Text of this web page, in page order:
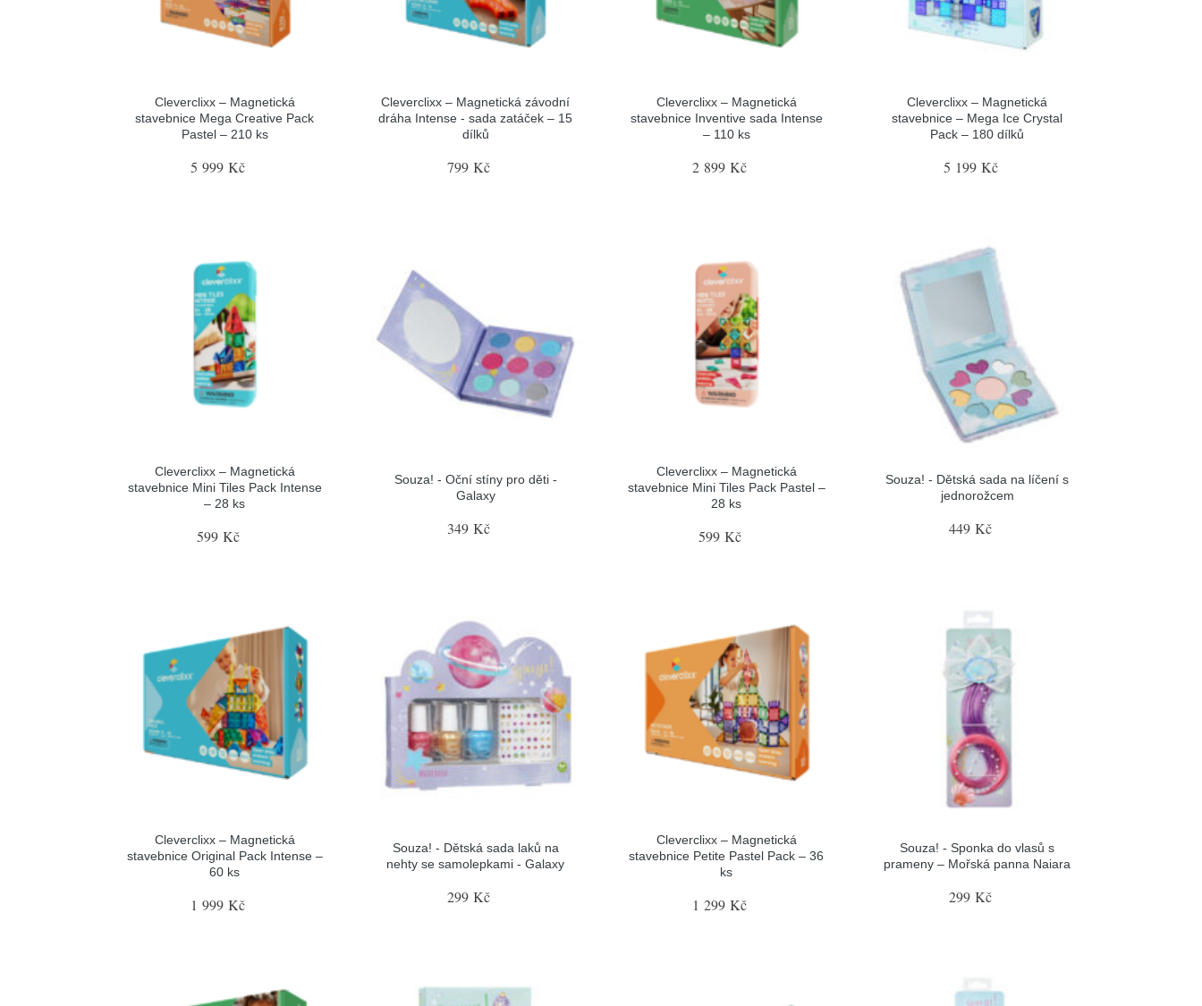
Cleverclixx – Magnetická
stavebnice Mega Creative Pack
Pastel – 210 ks
5 999 Kč
Cleverclixx – Magnetická závodní
dráha Intense - sada zatáček – 15
dílků
799 Kč
Cleverclixx – Magnetická
stavebnice Inventive sada Intense
– 110 ks
2 899 Kč
Cleverclixx – Magnetická
stavebnice – Mega Ice Crystal
Pack – 180 dílků
5 199 Kč
Cleverclixx – Magnetická
stavebnice Mini Tiles Pack Intense
– 28 ks
599 Kč
Souza! - Oční stíny pro děti -
Galaxy
349 Kč
Cleverclixx – Magnetická
stavebnice Mini Tiles Pack Pastel –
28 ks
599 Kč
Souza! - Dětská sada na líčení s
jednorožcem
449 Kč
Cleverclixx – Magnetická
stavebnice Original Pack Intense –
60 ks
1 999 Kč
Souza! - Dětská sada laků na
nehty se samolepkami - Galaxy
299 Kč
Cleverclixx – Magnetická
stavebnice Petite Pastel Pack – 36
ks
1 299 Kč
Souza! - Sponka do vlasů s
prameny – Mořská panna Naiara
299 Kč